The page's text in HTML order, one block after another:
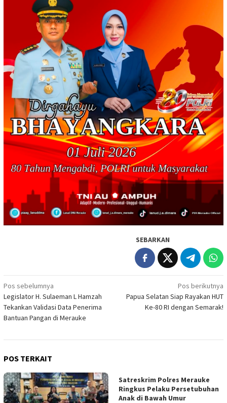
SEBARKAN
Navigasi
pos
Pos sebelumnya
Legislator H. Sulaeman L Hamzah
Tekankan Validasi Data Penerima
Bantuan Pangan di Merauke
Pos berikutnya
Papua Selatan Siap Rayakan HUT
Ke-80 RI dengan Semarak!
POS TERKAIT
Satreskrim Polres Merauke
Ringkus Pelaku Persetubuhan
Anak di Bawah Umur